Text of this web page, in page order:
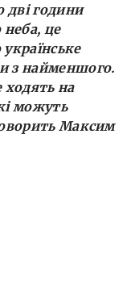
дві години
це
з найменшого.
ходять на
можуть
Максим